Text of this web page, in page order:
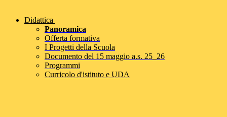
Didattica
Panoramica
Offerta formativa
I Progetti della Scuola
Documento del 15 maggio a.s. 25_26
Programmi
Curricolo d'istituto e UDA